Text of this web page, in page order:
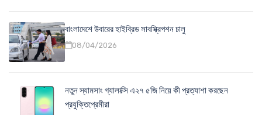
বাংলাদেশে উবারের হাইব্রিড সাবস্ক্রিপশন চালু
08/04/2026
নতুন স্যামসাং গ্যালাক্সি এ২৭ ৫জি নিয়ে কী প্রত্যাশা করছেন
প্রযুক্তিপ্রেমীরা